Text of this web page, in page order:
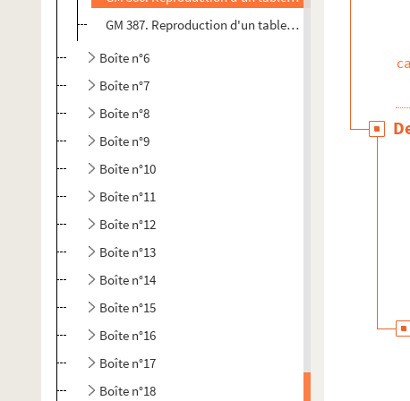
GM 387. Reproduction d'un tableau de l'auteur : plage
Boîte n°6
Boîte n°7
Boîte n°8
Boîte n°9
Boîte n°10
Boîte n°11
Boîte n°12
Boîte n°13
Boîte n°14
Boîte n°15
Boîte n°16
Boîte n°17
Boîte n°18